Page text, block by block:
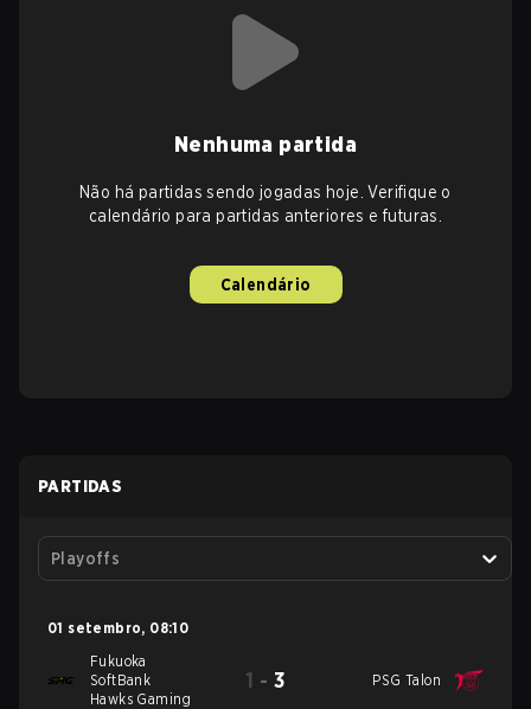
Nenhuma partida
Não há partidas sendo jogadas hoje. Verifique o
calendário para partidas anteriores e futuras.
Calendário
PARTIDAS
Playoffs
01 setembro, 08:10
Fukuoka
SoftBank
Hawks Gaming
1 - 3 PSG Talon